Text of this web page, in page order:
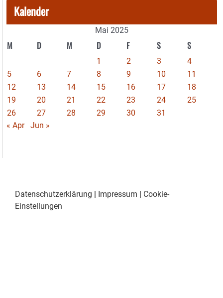
Kalender
Mai 2025
M D M D F S S
1 2 3
4
5
6 7 8 9 10
11
12
13 14 15 16 17
18
19
20 21 22 23 24
25
26
27 28 29 30
31
« Apr
Jun »
Datenschutzerklärung | Impressum | Cookie-
Einstellungen